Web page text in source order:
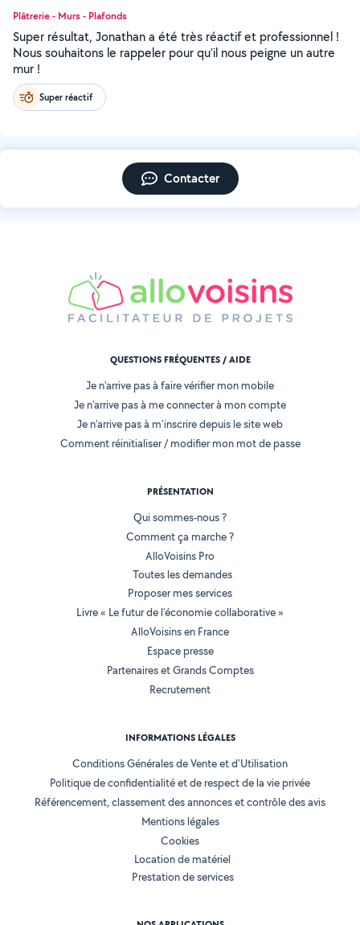
Plâtrerie - Murs - Plafonds
Super résultat, Jonathan a été très réactif et professionnel !
Nous souhaitons le rappeler pour qu’il nous peigne un autre
mur !
Super réactif
Contacter
QUESTIONS FRÉQUENTES / AIDE
Je n'arrive pas à faire vérifier mon mobile
Je n'arrive pas à me connecter à mon compte
Je n'arrive pas à m'inscrire depuis le site web
Comment réinitialiser / modifier mon mot de passe
PRÉSENTATION
Qui sommes-nous ?
Comment ça marche ?
AlloVoisins Pro
Toutes les demandes
Proposer mes services
Livre « Le futur de l'économie collaborative »
AlloVoisins en France
Espace presse
Partenaires et Grands Comptes
Recrutement
INFORMATIONS LÉGALES
Conditions Générales de Vente et d'Utilisation
Politique de confidentialité et de respect de la vie privée
Référencement, classement des annonces et contrôle des avis
Mentions légales
Cookies
Location de matériel
Prestation de services